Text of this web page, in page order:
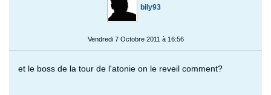
bily93
Vendredi 7 Octobre 2011 à 16:56
et le boss de la tour de l'atonie on le reveil comment?